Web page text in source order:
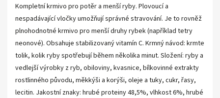
Kompletní krmivo pro potěr a menší ryby. Plovoucí a
nespadávající vločky umožňují správné stravování. Je to rovněž
plnohodnotné krmivo pro menší druhy rybek (například tetry
neonové). Obsahuje stabilizovaný vitamín C. Krmný návod: krmte
tolik, kolik ryby spotřebují během několika minut. Složení: ryby a
vedlejší výrobky z ryb, obiloviny, kvasnice, bílkovinné extrakty
rostlinného původu, měkkýši a korýši, oleje a tuky, cukr, řasy,
lecitin. Jakostní znaky: hrubé proteiny 48,5%, vlhkost 6%, hrubé